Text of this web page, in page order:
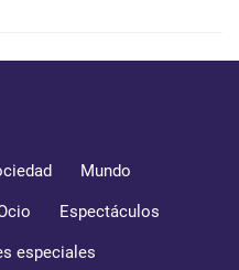
Mundo
Espectáculos
especiales